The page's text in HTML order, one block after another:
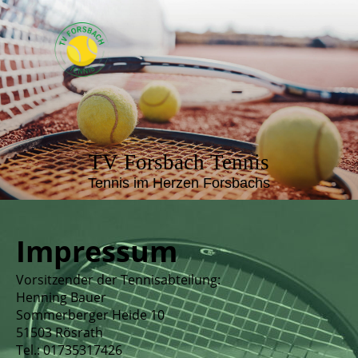
TV Forsbach Tennis
Tennis im Herzen Forsbachs
Impressum
Vorsitzender der Tennisabteilung:
Henning Bauer
Sommerberger Heide 10
51503 Rösrath
Tel.: 01735317426